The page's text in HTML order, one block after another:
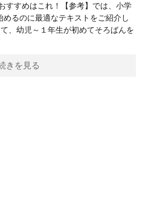
すすめはこれ！【参考】では、小学
るのに最適なテキストをご紹介し
、幼児～１年生が初めてそろばんを
きを見る